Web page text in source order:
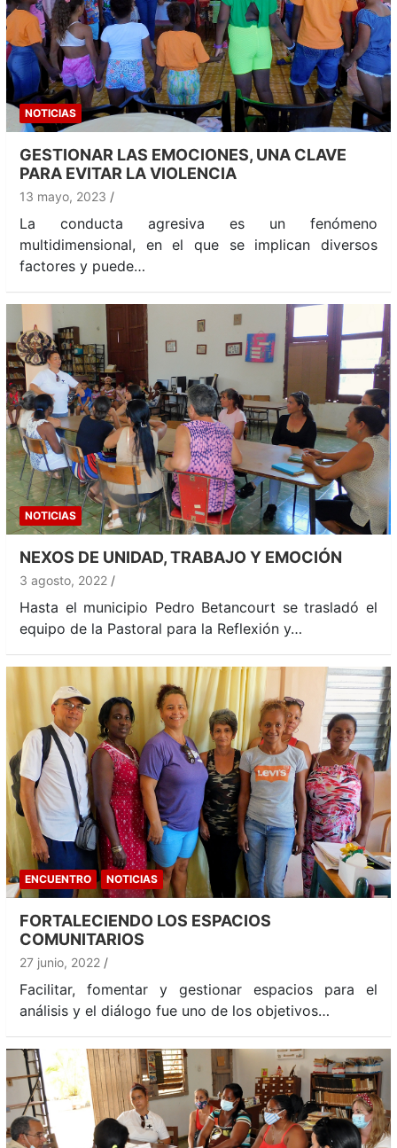
NOTICIAS
GESTIONAR LAS EMOCIONES, UNA CLAVE
PARA EVITAR LA VIOLENCIA
13 mayo, 2023
La conducta agresiva es un fenómeno
multidimensional, en el que se implican diversos
factores y puede…
NOTICIAS
NEXOS DE UNIDAD, TRABAJO Y EMOCIÓN
3 agosto, 2022
Hasta el municipio Pedro Betancourt se trasladó el
equipo de la Pastoral para la Reflexión y…
ENCUENTRO NOTICIAS
FORTALECIENDO LOS ESPACIOS
COMUNITARIOS
27 junio, 2022
Facilitar, fomentar y gestionar espacios para el
análisis y el diálogo fue uno de los objetivos…